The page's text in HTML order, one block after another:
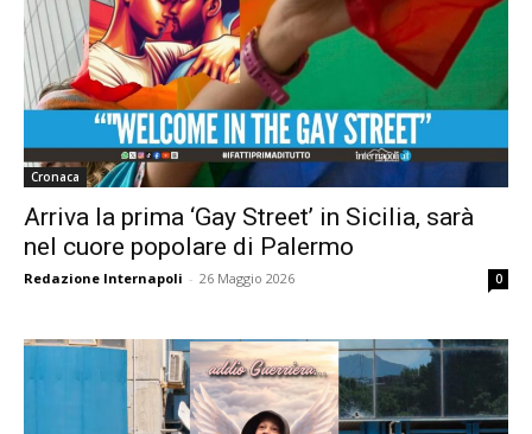
Cronaca
Arriva la prima ‘Gay Street’ in Sicilia, sarà
nel cuore popolare di Palermo
Redazione Internapoli - 26 Maggio 2026 0